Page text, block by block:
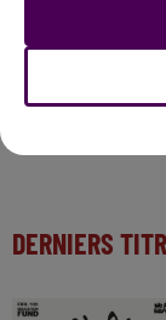
DERNIERS